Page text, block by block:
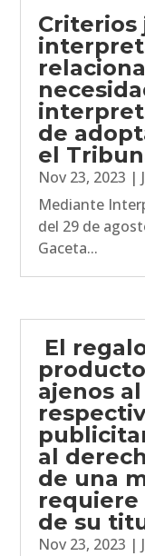
Criterios
de
el
Nov 23, 2023 |
Mediante
del 29 de
Gaceta...
El
ajenos
al
de una
requiere
de su
Nov 23, 2023 |